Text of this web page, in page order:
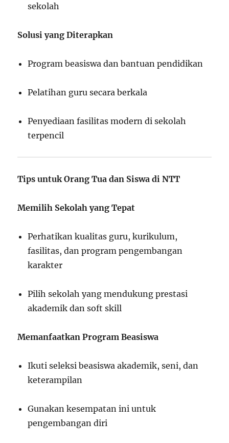
sekolah
Solusi yang Diterapkan
Program beasiswa dan bantuan pendidikan
Pelatihan guru secara berkala
Penyediaan fasilitas modern di sekolah
terpencil
Tips untuk Orang Tua dan Siswa di NTT
Memilih Sekolah yang Tepat
Perhatikan kualitas guru, kurikulum,
fasilitas, dan program pengembangan
karakter
Pilih sekolah yang mendukung prestasi
akademik dan soft skill
Memanfaatkan Program Beasiswa
Ikuti seleksi beasiswa akademik, seni, dan
keterampilan
Gunakan kesempatan ini untuk
pengembangan diri